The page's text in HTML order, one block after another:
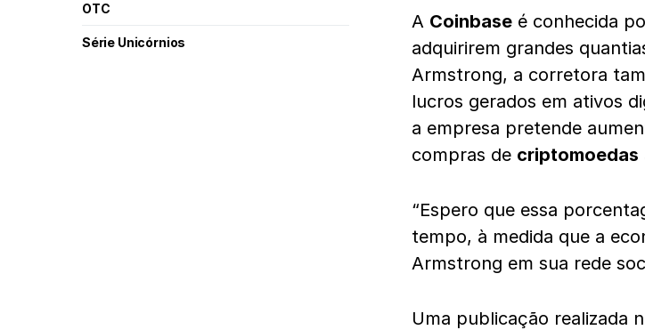
A Coinbase é conhecida
adquirirem grandes
Armstrong, a corretora
lucros gerados em ativos
a empresa pretende
compras de criptomoedas
“Espero que essa
tempo, à medida que a
Armstrong em sua rede
Uma publicação realizada
OTC
Série Unicórnios